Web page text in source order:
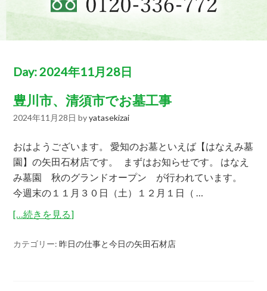
Day:2024年11月28日
豊川市、清須市でお墓工事
2024年11月28日 byyatasekizai
おはようございます。 愛知のお墓といえば【はなえみ墓
園】の矢田石材店です。 まずはお知らせです。 はなえ
み墓園 秋のグランドオープン が行われています。
今週末の１１月３０日（土）１２月１日（ …
[…続きを見る]
カテゴリー:昨日の仕事と今日の矢田石材店